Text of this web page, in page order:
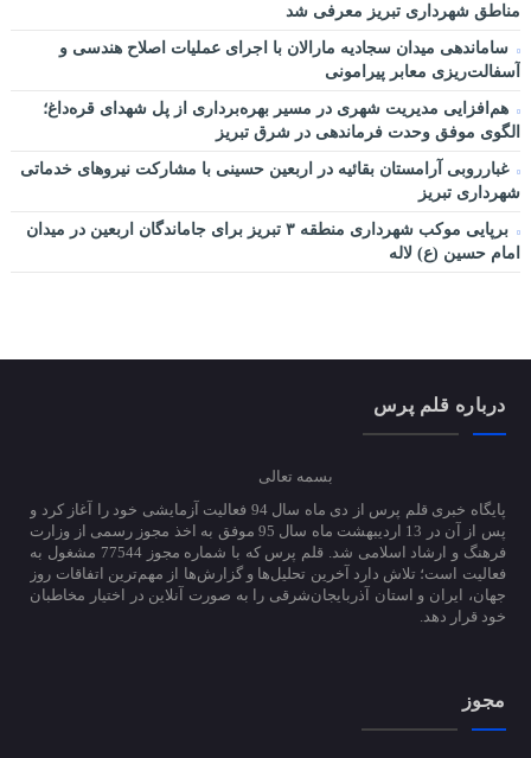
مناطق شهرداری تبریز معرفی شد
ساماندهی میدان سجادیه مارالان با اجرای عملیات اصلاح هندسی و
آسفالت‌ریزی معابر پیرامونی
هم‌افزایی مدیریت شهری در مسیر بهره‌برداری از پل شهدای قره‌داغ؛
الگوی موفق وحدت فرماندهی در شرق تبریز
غبارروبی آرامستان بقائیه در اربعین حسینی با مشارکت نیروهای خدماتی
شهرداری تبریز
برپایی موکب شهرداری منطقه ۳ تبریز برای جاماندگان اربعین در میدان
امام حسین (ع) لاله
درباره قلم پرس
بسمه تعالی
پایگاه خبری قلم پرس از دی ماه سال 94 فعالیت آزمایشی خود را آغاز کرد و
پس از آن در 13 اردیبهشت ماه سال 95 موفق به اخذ مجوز رسمی از وزارت
فرهنگ و ارشاد اسلامی شد. قلم پرس که با شماره مجوز 77544 مشغول به
فعالیت است؛ تلاش دارد آخرین تحلیل‌ها و گزارش‌ها از مهم‌ترین اتفاقات روز
جهان، ایران و استان آذربایجان‌شرقی را به صورت آنلاین در اختیار مخاطبان
خود قرار دهد.
مجوز